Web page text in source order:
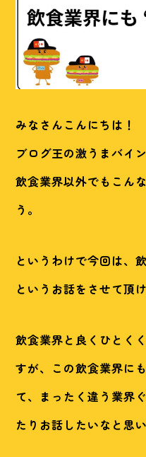
みなさんこんにちは！
ブログ王の激うまバイ
飲食業界以外でもこん
う。
というわけで今回は、
というお話をさせて頂
飲食業界と良くひとく
すが、この飲食業界に
て、まったく違う業界
たりお話したいなと思い